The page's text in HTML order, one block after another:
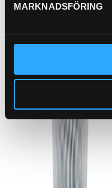
MARKNADSFÖRING